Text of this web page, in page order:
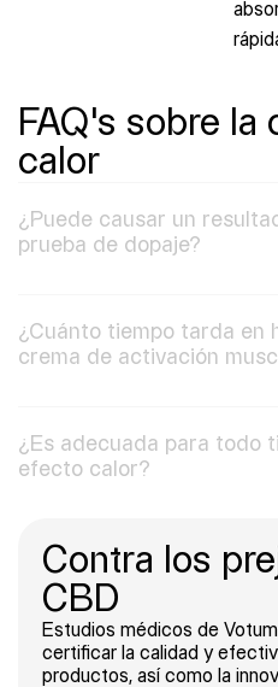
FAQ's sobre la
calor
¿Puede causar un
prueba de dopaje?
¿Cuánto tiempo tarda en
crema de activación
¿Es adecuada para todo
efecto calor?
Contra los
CBD
Estudios médicos de
certificar la calidad y
productos, así como la